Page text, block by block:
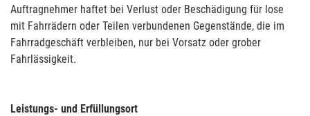
Auftragnehmer haftet bei Verlust oder Beschädigung für lose
mit Fahrrädern oder Teilen verbundenen Gegenstände, die im
Fahrradgeschäft verbleiben, nur bei Vorsatz oder grober
Fahrlässigkeit.
Leistungs- und Erfüllungsort